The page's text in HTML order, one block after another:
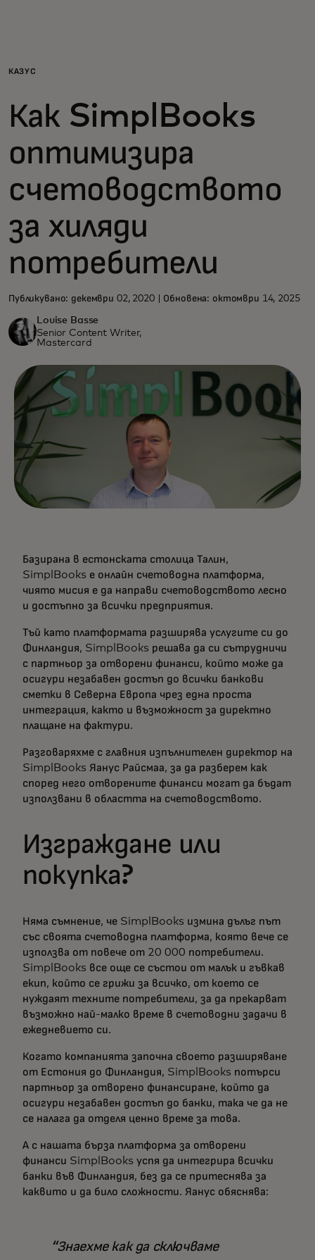
За бизнес
За света
За иноватори
Новини и тенденции
КАЗУС
Как SimplBooks
оптимизира
счетоводството
за хиляди
потребители
Публикувано: декември 02, 2020 | Обновена: октомври 14, 2025
Louise Basse
Senior Content Writer,
Mastercard
Базирана в естонската столица Талин,
SimplBooks е онлайн счетоводна платформа,
чиято мисия е да направи счетоводството лесно
и достъпно за всички предприятия.
Тъй като платформата разширява услугите си до
Финландия, SimplBooks решава да си сътрудничи
с партньор за отворени финанси, който може да
осигури незабавен достъп до всички банкови
сметки в Северна Европа чрез една проста
интеграция, както и възможност за директно
плащане на фактури.
Разговаряхме с главния изпълнителен директор на
SimplBooks Яанус Райсмаа, за да разберем как
според него отворените финанси могат да бъдат
използвани в областта на счетоводството.
Изграждане или
покупка?
Няма съмнение, че SimplBooks измина дълъг път
със своята счетоводна платформа, която вече се
използва от повече от 20 000 потребители.
SimplBooks все още се състои от малък и гъвкав
екип, който се грижи за всичко, от което се
нуждаят техните потребители, за да прекарват
възможно най-малко време в счетоводни задачи в
ежедневието си.
Когато компанията започна своето разширяване
от Естония до Финландия, SimplBooks потърси
партньор за отворено финансиране, който да
осигури незабавен достъп до банки, така че да не
се налага да отделя ценно време за това.
А с нашата бърза платформа за отворени
финанси SimplBooks успя да интегрира всички
банки във Финландия, без да се притеснява за
каквито и да било сложности. Яанус обяснява:
Знаехме как да сключваме